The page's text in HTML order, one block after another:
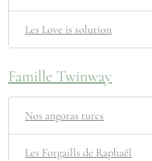
Les Love is solution
Famille Twinway
Nos angoras turcs
Les Forgaills de Raphaël